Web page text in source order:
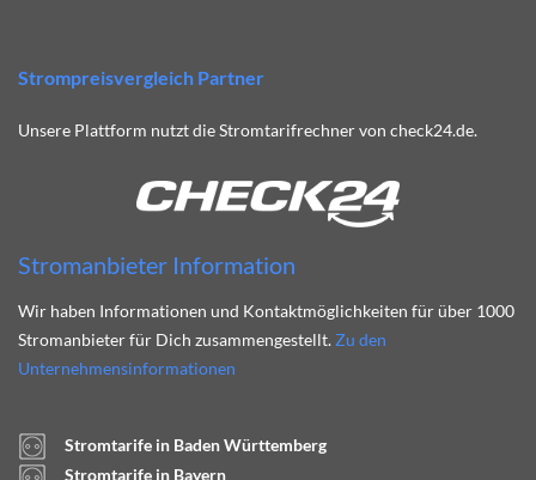
Strompreisvergleich Partner
Unsere Plattform nutzt die Stromtarifrechner von check24.de.
Stromanbieter Information
Wir haben Informationen und Kontaktmöglichkeiten für über 1000
Stromanbieter für Dich zusammengestellt. Zu den
Unternehmensinformationen
Stromtarife in Baden Württemberg
Stromtarife in Bayern